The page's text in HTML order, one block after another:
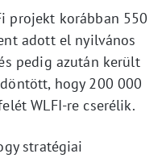
projekt korábban 550
adott el nyilvános
pedig azután került
hogy 200 000
WLFI-re cserélik.
stratégiai